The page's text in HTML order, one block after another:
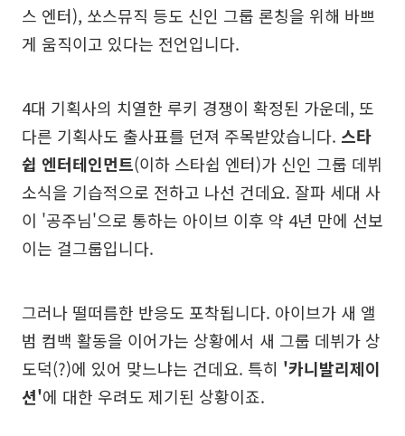
스 엔터), 쏘스뮤직 등도 신인 그룹 론칭을 위해 바쁘
게 움직이고 있다는 전언입니다.
4대 기획사의 치열한 루키 경쟁이 확정된 가운데, 또
다른 기획사도 출사표를 던져 주목받았습니다. 스타
쉽 엔터테인먼트(이하 스타쉽 엔터)가 신인 그룹 데뷔
소식을 기습적으로 전하고 나선 건데요. 잘파 세대 사
이 '공주님'으로 통하는 아이브 이후 약 4년 만에 선보
이는 걸그룹입니다.
그러나 떨떠름한 반응도 포착됩니다. 아이브가 새 앨
범 컴백 활동을 이어가는 상황에서 새 그룹 데뷔가 상
도덕(?)에 있어 맞느냐는 건데요. 특히 '카니발리제이
션'에 대한 우려도 제기된 상황이죠.